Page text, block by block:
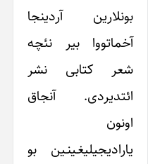
بونلارین آردینجا
آخماتووا بیر نئچه
شعر کتابی نشر
ائتدیردی. آنجاق
اونون
یارادیجیلیغـی‎نـین بو